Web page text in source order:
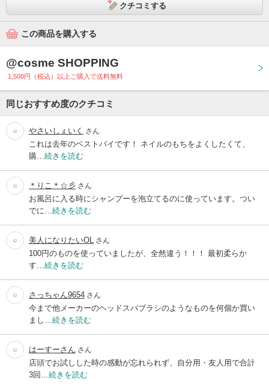
クチコミする
この商品を購入する
@cosme SHOPPING
1,500円（税込）以上ご購入で送料無料
同じおすすめ度のクチコミ
やさいしぇいく さん
これは去年のベストバイです！ ネイルのもちをよくしたくて、
購… 続きを読む
＊りこ＊☆彡 さん
お風呂に入る時にシャンプーを泡立てるのに使っています。つい
でに… 続きを読む
美人になりたいOL さん
100円のものを使っていましたが、全然違う！！！ 最初柔らか
す… 続きを読む
さっちゃん9654 さん
今まで他メーカーのヘッドスパブラシのようなものを何個か買い
まし… 続きを読む
はーすーさん さん
店頭でお試しした時の感動が忘れられず、自分用・友人用で合計
3回… 続きを読む